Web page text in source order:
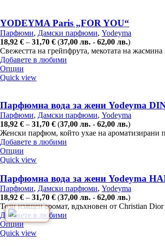
YODEYMA Paris „FOR YOU“
Парфюми, Дамски парфюми, Yodeyma
18,92 € – 31,70 € (37,00 лв. - 62,00 лв.)
Свежестта на грейпфрута, мекотата на
Добавете в любими
Опции
Quick view
Парфюмна вода за жени Yodeyma
Парфюми, Дамски парфюми, Yodeyma
18,92 € – 31,70 € (37,00 лв. - 62,00 лв.)
Женски парфюм, който ухае на ароматизирани
Добавете в любими
Опции
Quick view
Парфюмна вода за жени Yodeyma
Парфюми, Дамски парфюми, Yodeyma
18,92 € – 31,70 € (37,00 лв. - 62,00 лв.)
Този изящен аромат, вдъхновен от Christian
Добавете в любими
Опции
Quick view